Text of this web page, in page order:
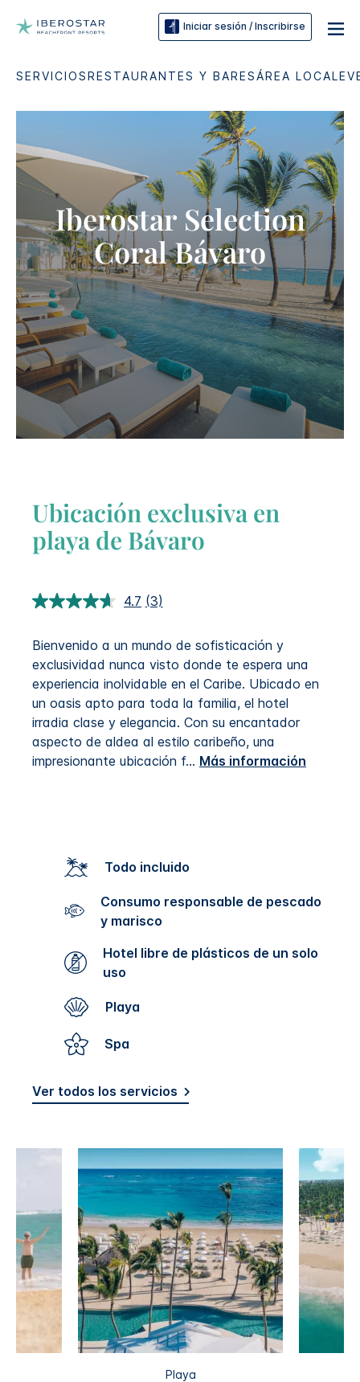
Iniciar sesión / Inscribirse
SERVICIOSRESTAURANTES Y BARESÁREA LOCAL
Iberostar Selection​
Coral Bávaro
Ubicación exclusiva en
playa de Bávaro
4.7 Lea
Enlace
en
la
misma
página.
(3)
Bienvenido a un mundo de sofisticación y
exclusividad nunca visto donde te espera una
experiencia inolvidable en el Caribe. Ubicado en
un oasis apto para toda la familia, el hotel
irradia clase y elegancia. Con su encantador
aspecto de aldea al estilo caribeño, una
impresionante ubicación f... Más información
Todo incluido
Consumo responsable de pescado
y marisco
Hotel libre de plásticos de un solo
uso
Playa
Spa
Ver todos los servicios
Playa